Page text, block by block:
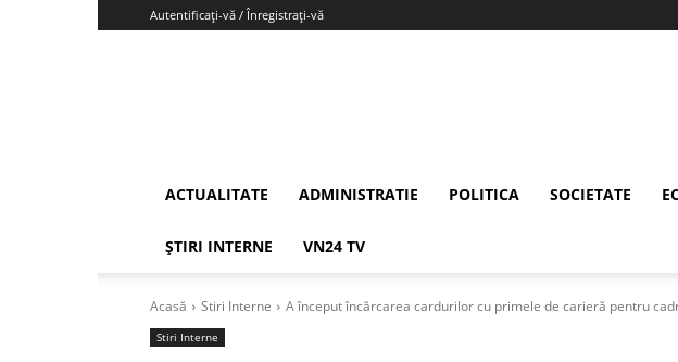
Autentificați-vă / Înregistrați-vă
ACTUALITATE ADMINISTRATIE POLITICA SOCIETATE
ȘTIRI INTERNE VN24 TV
Acasă Stiri Interne A început încărcarea cardurilor cu primele de carieră pentru
Stiri Interne